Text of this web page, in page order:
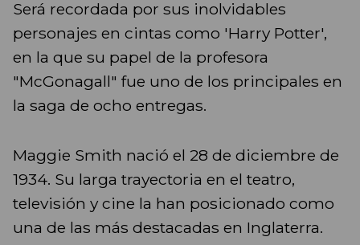
Será recordada por sus inolvidables
personajes en cintas como 'Harry Potter',
en la que su papel de la profesora
"McGonagall" fue uno de los principales en
la saga de ocho entregas.
Maggie Smith nació el 28 de diciembre de
1934. Su larga trayectoria en el teatro,
televisión y cine la han posicionado como
una de las más destacadas en Inglaterra.